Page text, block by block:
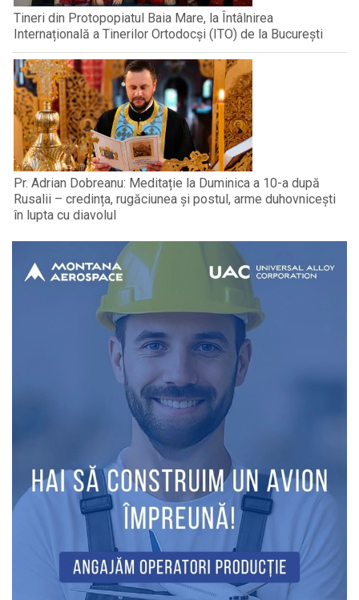
Tineri din Protopopiatul Baia Mare, la Întâlnirea
Internațională a Tinerilor Ortodocși (ITO) de la București
Pr. Adrian Dobreanu: Meditație la Duminica a 10-a după
Rusalii – credința, rugăciunea și postul, arme duhovnicești
în lupta cu diavolul